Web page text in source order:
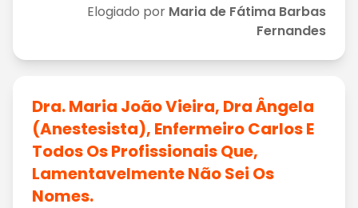
Elogiado por Maria de Fátima Barbas
Fernandes
Dra. Maria João Vieira, Dra Ângela
(anestesista), Enfermeiro Carlos E
Todos Os Profissionais Que,
Lamentavelmente Não Sei Os
Nomes.